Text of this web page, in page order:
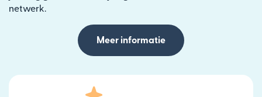
netwerk.
Meer informatie